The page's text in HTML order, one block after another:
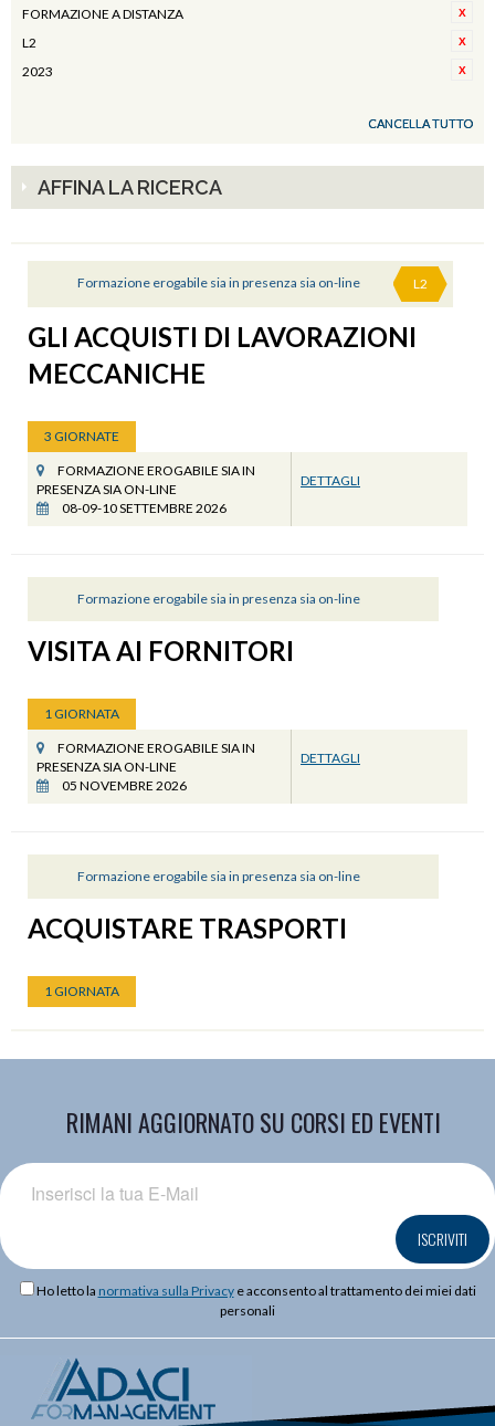
FORMAZIONE A DISTANZA
L2
2023
CANCELLA TUTTO
AFFINA LA RICERCA
Formazione erogabile sia in presenza sia on-line L2
GLI ACQUISTI DI LAVORAZIONI
MECCANICHE
3 GIORNATE
FORMAZIONE EROGABILE SIA IN
PRESENZA SIA ON-LINE
08-09-10 SETTEMBRE 2026
DETTAGLI
Formazione erogabile sia in presenza sia on-line
VISITA AI FORNITORI
1 GIORNATA
FORMAZIONE EROGABILE SIA IN
PRESENZA SIA ON-LINE
05 NOVEMBRE 2026
DETTAGLI
Formazione erogabile sia in presenza sia on-line
ACQUISTARE TRASPORTI
1 GIORNATA
RIMANI AGGIORNATO SU CORSI ED EVENTI
ISCRIVITI
Ho letto la normativa sulla Privacye acconsento al trattamento dei miei dati
personali